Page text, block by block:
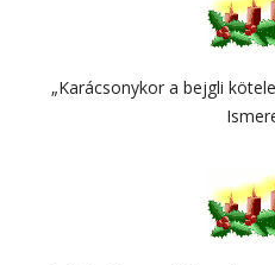
„Karácsonykor a bejgli